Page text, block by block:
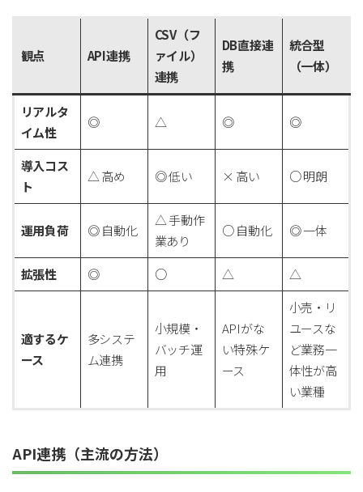
観点 API連携
CSV（フ
ァイル）
連携
DB直接連
携
統合型
（一体）
リアルタ
イム性
◎ △ ◎ ◎
導入コス
ト
△ 高め ◎ 低い × 高い ○ 明朗
運用負荷 ◎ 自動化
△ 手動作
業あり
○ 自動化 ◎ 一体
拡張性 ◎ ○ △ △
適するケ
ース
多システ
ム連携
小規模・
バッチ運
用
APIがな
い特殊ケ
ース
小売・リ
ユースな
ど業務一
体性が高
い業種
API連携（主流の方法）